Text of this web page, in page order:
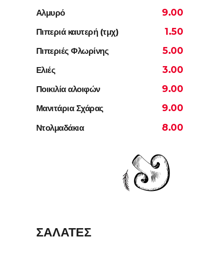
Αλμυρό 9.00
Πιπεριά καυτερή (τμχ) 1.50
Πιπεριές Φλωρίνης 5.00
Ελιές 3.00
Ποικιλία αλοιφών 9.00
Μανιτάρια Σχάρας 9.00
Ντολμαδάκια 8.00
ΣΑΛΑΤΕΣ